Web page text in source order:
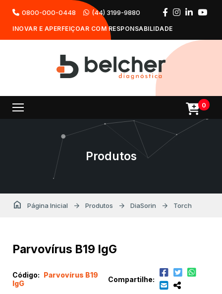
0800-000-0448 (44) 3199-9880
INOVAR E APERFEIÇOAR COM RESPONSABILIDADE
0
Produtos
home Página Inicial arrow_forward Produtos arrow_forward DiaSorin arrow_forward Torch
Parvovírus B19 IgG
Código: Parvovírus B19
IgG
Compartilhe: